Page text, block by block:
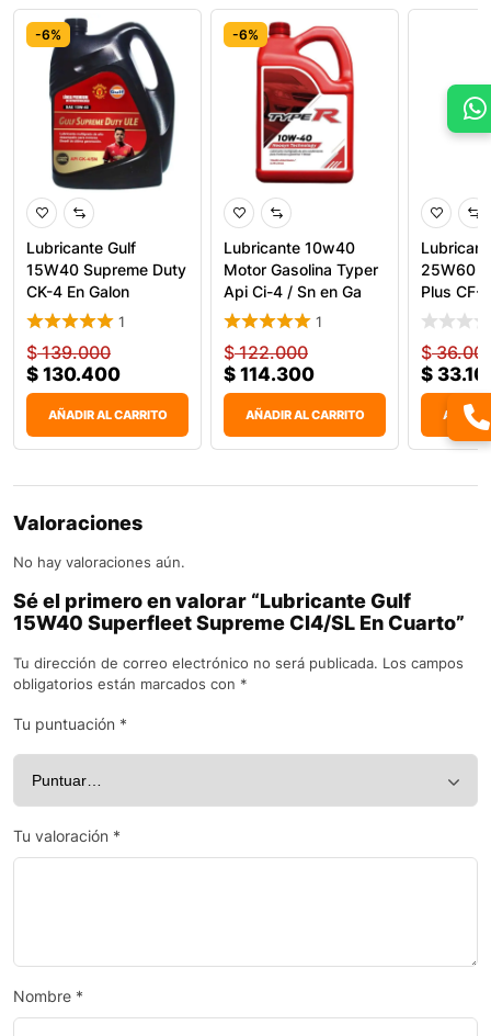
-6%
Lubricante Gulf
15W40 Supreme Duty
CK-4 En Galon
1
$139.000
$ 130.400
AÑADIR AL CARRITO
-6%
Lubricante 10w40
Motor Gasolina Typer
Api Ci-4 / Sn en Ga
1
$122.000
$ 114.300
AÑADIR AL CARRITO
25W60
Plus CF-
$
$
AÑADIR
Valoraciones
No hay valoraciones aún.
Sé el primero en valorar “Lubricante Gulf
15W40 Superfleet Supreme CI4/SL En Cuarto”
Tu dirección de correo electrónico no será publicada. Los campos
obligatorios están marcados con *
Tu puntuación *
Tu valoración *
Nombre *